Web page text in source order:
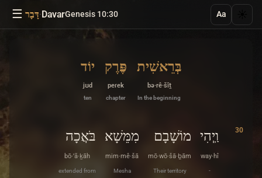
☰ דָּבָר·DavarGenesis 10:30 Aa
בְּרֵאשִׁית
bə·rê·šîṯ
In the beginning
פֶּרֶק
peɾek
chapter
יוֹד
jʊd
ten
30 וַֽיְהִי
way·hî
-
מוֹשָׁבָם
mō·wō·šā·ḇām
Their territory
מִמֵּשָׁא
mim·mê·šā
Mesha
בֹּאֲכָה
bō·’ă·ḵāh
extended from